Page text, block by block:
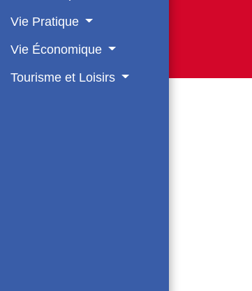
Vie Pratique
Vie Économique
Tourisme et Loisirs